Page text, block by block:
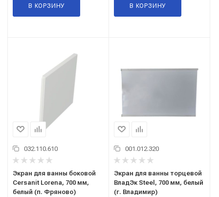
В КОРЗИНУ В КОРЗИНУ
032.110.610
Экран для ванны боковой
Cersanit Lorena, 700 мм,
белый (п. Фряново)
001.012.320
Экран для ванны торцевой
ВладЭк Steel, 700 мм, белый
(г. Владимир)